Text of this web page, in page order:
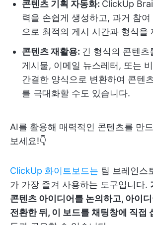
콘텐츠 기획 자동화: ClickUp
력을 손쉽게 생성하고, 과거 참
으로 최적의 게시 시간과 형식을
콘텐츠 재활용: 긴 형식의 콘텐츠
게시물, 이메일 뉴스레터, 또는
간결한 양식으로 변환하여 콘텐
를 극대화할 수도 있습니다.
AI를 활용해 매력적인 콘텐츠를 만
보세요!👇
ClickUp 화이트보드는 팀 브레인스
가 가장 즐겨 사용하는 도구입니다.
콘텐츠 아이디어를 논의하고, 아이
전환한 뒤, 이 보드를 채팅창에 직접